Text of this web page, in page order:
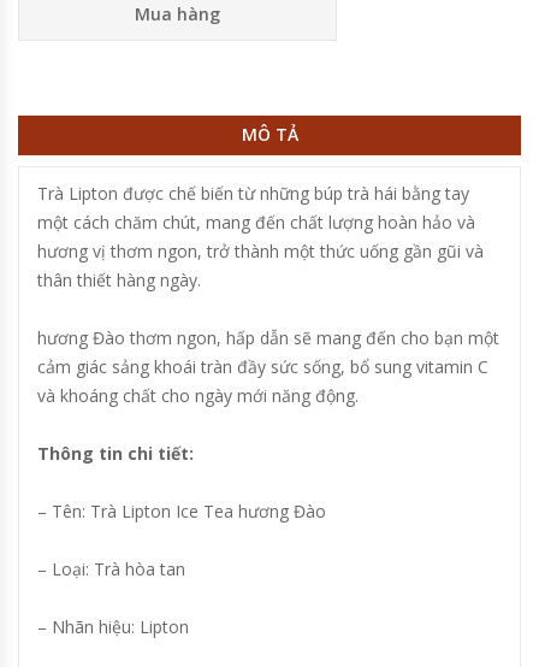
Mua hàng
MÔ TẢ
Trà Lipton được chế biến từ những búp trà hái bằng tay
một cách chăm chút, mang đến chất lượng hoàn hảo và
hương vị thơm ngon, trở thành một thức uống gần gũi và
thân thiết hàng ngày.
hương Đào thơm ngon, hấp dẫn sẽ mang đến cho bạn một
cảm giác sảng khoái tràn đầy sức sống, bổ sung vitamin C
và khoáng chất cho ngày mới năng động.
Thông tin chi tiết:
– Tên: Trà Lipton Ice Tea hương Đào
– Loại: Trà hòa tan
– Nhãn hiệu: Lipton